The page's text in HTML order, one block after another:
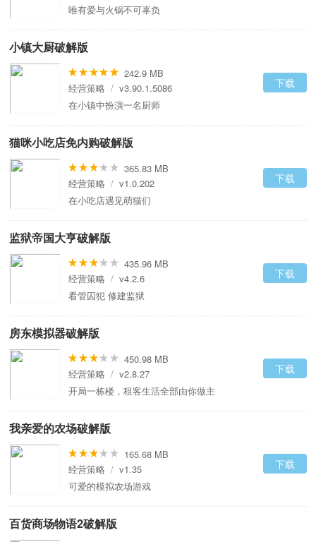
唯有爱与火锅不可辜负
小镇大厨破解版
242.9 MB
经营策略 / v3.90.1.5086
在小镇中扮演一名厨师
下载
猫咪小吃店免内购破解版
365.83 MB
经营策略 / v1.0.202
在小吃店遇见萌猫们
下载
监狱帝国大亨破解版
435.96 MB
经营策略 / v4.2.6
看管囚犯 修建监狱
下载
房东模拟器破解版
450.98 MB
经营策略 / v2.8.27
开局一栋楼，租客生活全部由你做主
下载
我亲爱的农场破解版
165.68 MB
经营策略 / v1.35
可爱的模拟农场游戏
下载
百货商场物语2破解版